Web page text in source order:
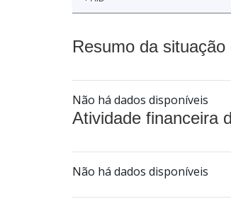
Resumo da
Não há dados disponíveis
Atividade financeira
Não há dados disponíveis